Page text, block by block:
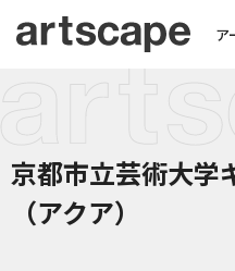
ア
京都市立芸術大学
（アクア）